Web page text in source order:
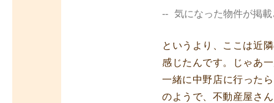
気になった物件が掲
というより、ここは近
感じたんです。じゃあ
一緒に中野店に行った
のようで、不動産屋さ